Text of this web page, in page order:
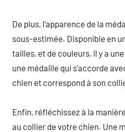
De plus, l’apparence de la
sous-estimée. Disponible en
tailles, et de couleurs, il y a
une médaille qui s’accorde
chien et correspond à son
Enfin, réfléchissez à la
au collier de votre chien. Une